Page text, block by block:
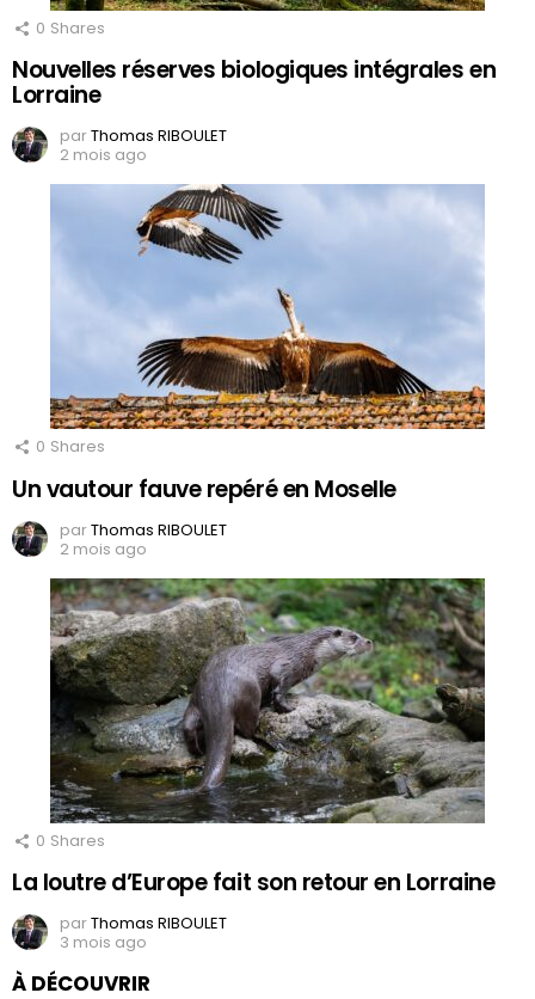
0 Shares
Nouvelles réserves biologiques intégrales en
Lorraine
parThomas RIBOULET
2 mois ago
0 Shares
Un vautour fauve repéré en Moselle
parThomas RIBOULET
2 mois ago
0 Shares
La loutre d’Europe fait son retour en Lorraine
parThomas RIBOULET
3 mois ago
À DÉCOUVRIR